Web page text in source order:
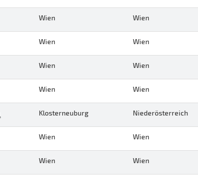
Wien Wien
Wien Wien
Wien Wien
Wien Wien
Klosterneuburg Niederösterreich
Wien Wien
Wien Wien